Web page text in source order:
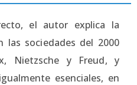
el autor explica la
las sociedades del 2000
Nietzsche y Freud, y
esenciales, en